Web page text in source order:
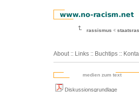
rassismus
About :: Links :: Buchtips ::
medien zum text
Diskussionsgrundlage